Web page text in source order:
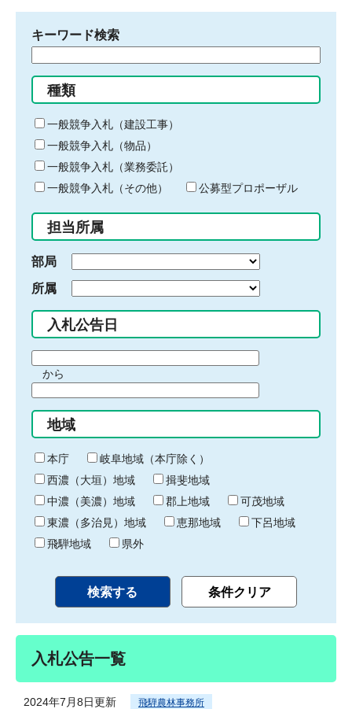
キーワード検索
る
キ
ー
ワ
ー
ド
入
力
種類
一般競争入札（建設工事）
一般競争入札（物品）
一般競争入札（業務委託）
一般競争入札（その他）
公募型プロポーザル
担当所属
部局
所属
入札公告日
間
始
り
から
間
終
わ
り
地域
本庁
岐阜地域（本庁除く）
西濃（大垣）地域
揖斐地域
中濃（美濃）地域
郡上地域
可茂地域
東濃（多治見）地域
恵那地域
下呂地域
飛騨地域
県外
入札公告一覧
2024年7月8日更新 飛騨農林事務所